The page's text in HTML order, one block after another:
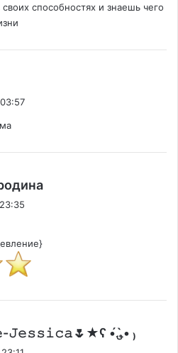
способностях и знаешь чего
★🌷𝙶𝚊𝚖𝚎-𝙹𝚎𝚜𝚜𝚒𝚌𝚊🌷★ʕ •́؈•̀ ₎